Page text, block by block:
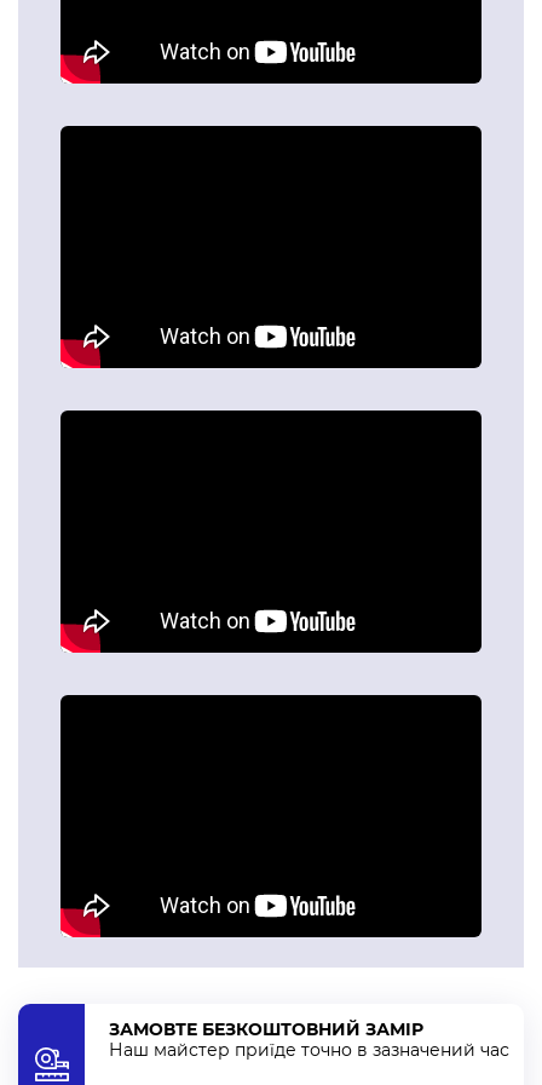
спеціальний підіймальний механізм, тому управляти
Вам буде супер просто.
є родзинка римських штор, тому хоч і пошиті штори з
В базі римських штор компанії «Алсер» налічується 3
типи штор:
Класичний тип
типу штор — регулювання. Відразу дві римські штори
кріпляться на одному карнизі (одна із щільної тканини, а
для дня, так і для ночі.
Кожен з представлених типів має свій шарм та
практичність, тому якого б типу римські штори в
Хмельницькому Ви обрали, вони підходять для різних
інтер’єрів та приміщень, хоч це кухня, вітальня, спальня,
дитяча чи навіть робочий кабінет.
ЗАМОВТЕ БЕЗКОШТОВНИЙ ЗАМІР
Наш майстер приїде точно в зазначений час